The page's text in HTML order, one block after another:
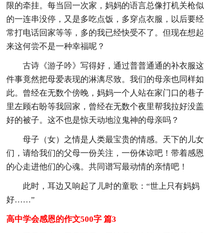
限的牵挂。每当回一次家，妈妈的语言总像打机关枪似
的一连串没停，又是多吃点饭，多穿点衣服，以后要经
常打电话回家等等，多的我已经快受不了。但现在想起
来这何尝不是一种幸福呢？
古诗《游子吟》写得好，通过普普通通的补衣服这
件事竟然把母爱表现的淋漓尽致。我们的母亲也同样如
此。曾经在无数个傍晚，妈妈一个人站在家门口的巷子
里左顾右盼等我回家，曾经在无数个夜里帮我拉好没盖
好的被子。这不也是惊天动地泣鬼神的母亲吗？
母子（女）之情是人类最宝贵的情感。天下的儿女
们，请给我们的父母一份关注，一份体谅吧！带着感恩
的心走进他们的心魂。共同谱写最动情的亲情吧！
此时，耳边又响起了儿时的童歌：“世上只有妈妈
好……”
高中学会感恩的作文500字 篇3